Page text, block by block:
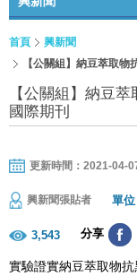
首頁
興新聞
【公關組】納豆萃取
【公關組】納豆
國際期刊
更新時間：2021-04-
興新聞張貼者 單位
3,543 分享
實驗證實納豆萃取物抗